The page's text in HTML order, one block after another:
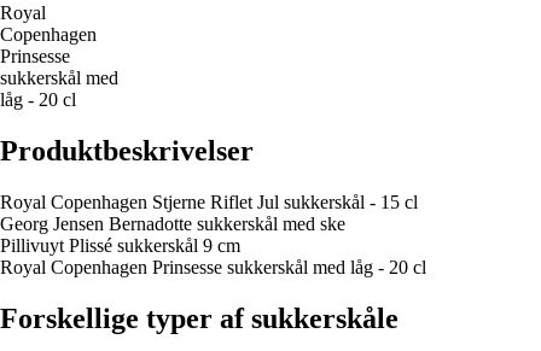
Royal
Copenhagen
Prinsesse
sukkerskål med
låg - 20 cl
Produktbeskrivelser
Royal Copenhagen Stjerne Riflet Jul sukkerskål - 15 cl
Georg Jensen Bernadotte sukkerskål med ske
Pillivuyt Plissé sukkerskål 9 cm
Royal Copenhagen Prinsesse sukkerskål med låg - 20 cl
Forskellige typer af sukkerskåle